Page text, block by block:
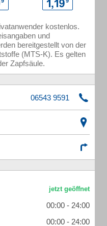
kostenlos.
und
bereitgestellt von der
(MTS-K). Es gelten
Zapfsäule.
00:00 - 24:00
00:00 - 24:00